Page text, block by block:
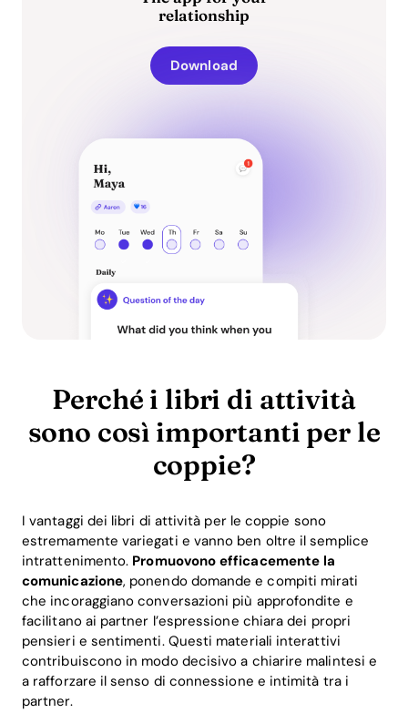
relationship
Download
Perché i libri di attività
sono così importanti per le
coppie?
I vantaggi dei libri di attività per le coppie sono
estremamente variegati e vanno ben oltre il semplice
intrattenimento. Promuovono efficacemente la
comunicazione, ponendo domande e compiti mirati
che incoraggiano conversazioni più approfondite e
facilitano ai partner l’espressione chiara dei propri
pensieri e sentimenti. Questi materiali interattivi
contribuiscono in modo decisivo a chiarire malintesi e
a rafforzare il senso di connessione e intimità tra i
partner.